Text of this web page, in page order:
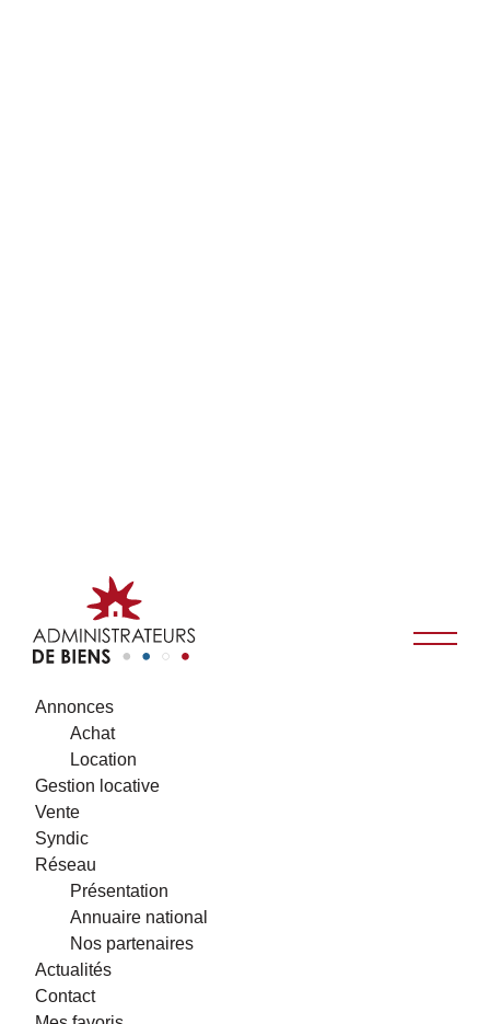
Annonces
Achat
Location
Gestion locative
Vente
Syndic
Réseau
Présentation
Annuaire national
Nos partenaires
Actualités
Contact